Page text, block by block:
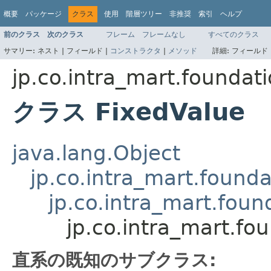
概要 パッケージ クラス 使用 階層ツリー 非推奨 索引 ヘルプ
前のクラス 次のクラス フレーム フレームなし
すべてのクラス
サマリー: ネスト | フィールド | コンストラクタ | メソッド 詳細: フィール
クラス FixedValue
java.lang.Object
直系の既知のサブクラス: